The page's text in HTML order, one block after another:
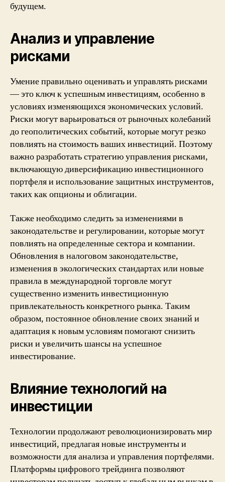
будущем.
Анализ и управление
рисками
Умение правильно оценивать и управлять рисками
— это ключ к успешным инвестициям, особенно в
условиях изменяющихся экономических условий.
Риски могут варьироваться от рыночных колебаний
до геополитических событий, которые могут резко
повлиять на стоимость ваших инвестиций. Поэтому
важно разработать стратегию управления рисками,
включающую диверсификацию инвестиционного
портфеля и использование защитных инструментов,
таких как опционы и облигации.
Также необходимо следить за изменениями в
законодательстве и регулировании, которые могут
повлиять на определенные сектора и компании.
Обновления в налоговом законодательстве,
изменения в экологических стандартах или новые
правила в международной торговле могут
существенно изменить инвестиционную
привлекательность конкретного рынка. Таким
образом, постоянное обновление своих знаний и
адаптация к новым условиям помогают снизить
риски и увеличить шансы на успешное
инвестирование.
Влияние технологий на
инвестиции
Технологии продолжают революционизировать мир
инвестиций, предлагая новые инструменты и
возможности для анализа и управления портфелями.
Платформы цифрового трейдинга позволяют